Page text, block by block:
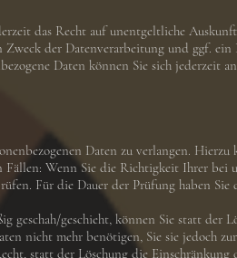
das Recht auf unentgeltliche
der Datenverarbeitung und ggf.
Daten können Sie sich jederzeit
Daten zu verlangen.
Wenn Sie die Richtigkeit Ihrer bei
Für die Dauer der Prüfung haben Sie
geschah/geschieht, können Sie statt der
nicht mehr benötigen, Sie sie jedoch
statt der Löschung die